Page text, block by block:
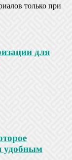
только при
для
удобным